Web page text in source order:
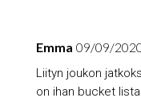
Emma 09/09/
Liityn joukon
on ihan bucket